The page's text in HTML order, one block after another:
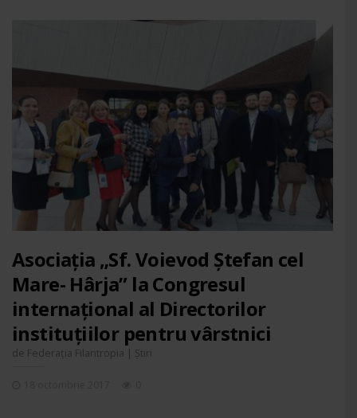
Asociația „Sf. Voievod Ștefan cel
Mare- Hârja” la Congresul
internațional al Directorilor
instituțiilor pentru vârstnici
de Federația Filantropia | Știri